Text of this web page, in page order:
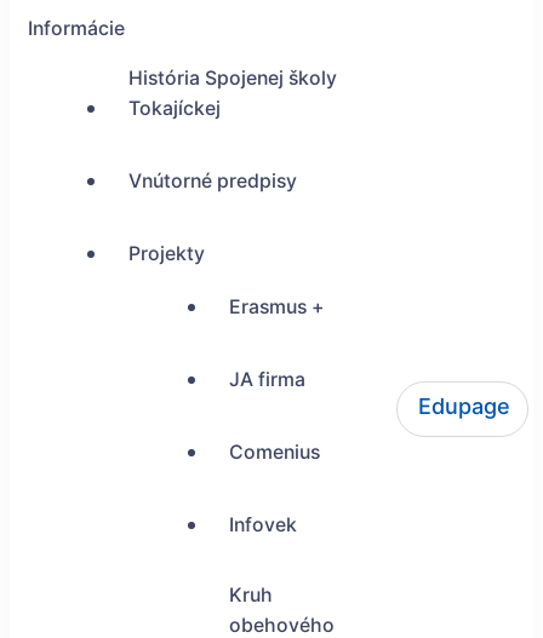
ŠUP Tokajícka 24, Bratislava
Informácie
História Spojenej školy
Tokajíckej
Vnútorné predpisy
Projekty
Erasmus +
JA firma
Comenius
Infovek
Kruh
obehového
Edupage